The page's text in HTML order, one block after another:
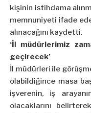
kişinin istihdama
memnuniyeti ifade
alınacağını kaydetti.
‘İl müdürlerimiz
geçirecek’
İl müdürleri ile
olabildiğince masa
işverenin, iş
olacaklarını